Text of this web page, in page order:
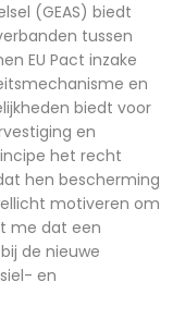
(GEAS) biedt
tussen
EU Pact inzake
en
biedt voor
en
het recht
hen bescherming
motiveren om
me dat een
de nieuwe
en